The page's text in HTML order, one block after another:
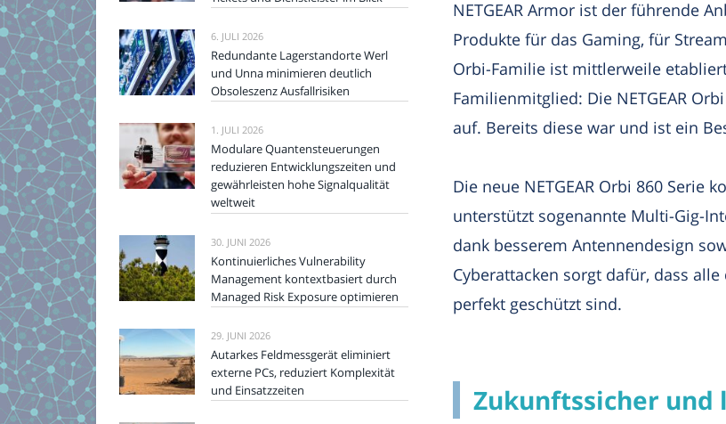
NETGEAR Armor ist der führende
Produkte für das Gaming, für
Orbi-Familie ist mittlerweile
Familienmitglied: Die NETGEAR
auf. Bereits diese war und ist ein
Die neue NETGEAR Orbi 860 Serie
unterstützt sogenannte Multi-Gig-
dank besserem Antennendesign
Cyberattacken sorgt dafür, dass
perfekt geschützt sind.
Zukunftssicher und
6. JULI 2026
Redundante Lagerstandorte Werl
und Unna minimieren deutlich
Obsoleszenz Ausfallrisiken
1. JULI 2026
Modulare Quantensteuerungen
reduzieren Entwicklungszeiten und
gewährleisten hohe Signalqualität
weltweit
30. JUNI 2026
Kontinuierliches Vulnerability
Management kontextbasiert durch
Managed Risk Exposure optimieren
29. JUNI 2026
Autarkes Feldmessgerät eliminiert
externe PCs, reduziert Komplexität
und Einsatzzeiten